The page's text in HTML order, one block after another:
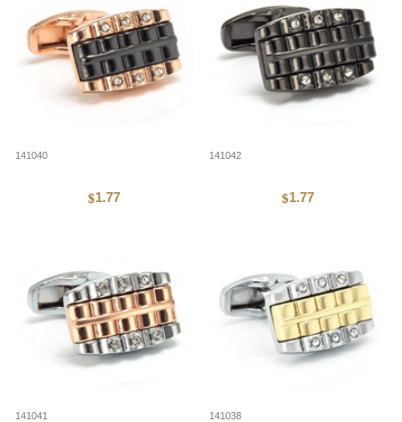
141040
$1.77
141042
$1.77
141041 141038